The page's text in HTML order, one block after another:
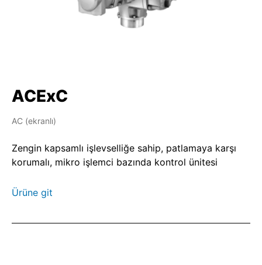
ACExC
AC (ekranlı)
Zengin kapsamlı işlevselliğe sahip, patlamaya karşı
korumalı, mikro işlemci bazında kontrol ünitesi
Ürüne git